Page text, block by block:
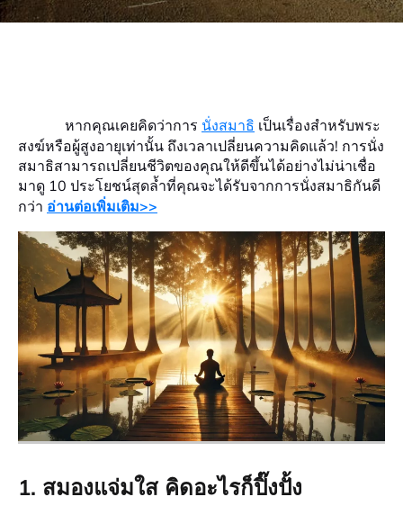
หากคุณเคยคิดว่าการ นั่งสมาธิ เป็นเรื่องสำหรับพระ
สงฆ์หรือผู้สูงอายุเท่านั้น ถึงเวลาเปลี่ยนความคิดแล้ว! การนั่ง
สมาธิสามารถเปลี่ยนชีวิตของคุณให้ดีขึ้นได้อย่างไม่น่าเชื่อ
มาดู 10 ประโยชน์สุดล้ำที่คุณจะได้รับจากการนั่งสมาธิกันดี
กว่า อ่านต่อเพิ่มเติม>>
1. สมองแจ่มใส คิดอะไรก็ปิ๊งปั้ง